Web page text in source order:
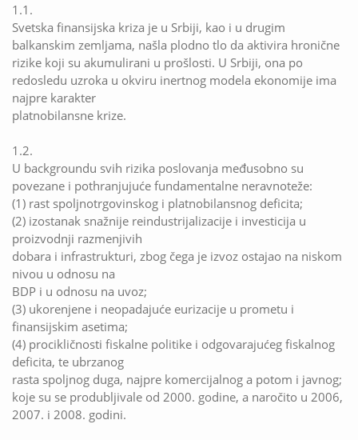
1.1.
Svetska finansijska kriza je u Srbiji, kao i u drugim
balkanskim zemljama, našla plodno tlo da aktivira hronične
rizike koji su akumulirani u prošlosti. U Srbiji, ona po
redosledu uzroka u okviru inertnog modela ekonomije ima
najpre karakter
platnobilansne krize.
1.2.
U backgroundu svih rizika poslovanja međusobno su
povezane i pothranjujuće fundamentalne neravnoteže:
(1) rast spoljnotrgovinskog i platnobilansnog deficita;
(2) izostanak snažnije reindustrijalizacije i investicija u
proizvodnji razmenjivih
dobara i infrastrukturi, zbog čega je izvoz ostajao na niskom
nivou u odnosu na
BDP i u odnosu na uvoz;
(3) ukorenjene i neopadajuće eurizacije u prometu i
finansijskim asetima;
(4) procikličnosti fiskalne politike i odgovarajućeg fiskalnog
deficita, te ubrzanog
rasta spoljnog duga, najpre komercijalnog a potom i javnog;
koje su se produbljivale od 2000. godine, a naročito u 2006,
2007. i 2008. godini.